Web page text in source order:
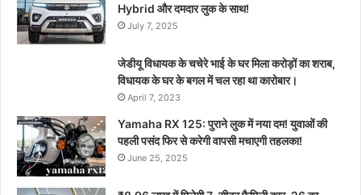
Hybrid और दमदार लुक के साथ!
July 7, 2025
जेडीयू विधायक के चचेरे भाई के घर मिला करोड़ों का शराब,
विधायक के घर के बगल में चल रहा था कारोबार।
April 7, 2023
Yamaha RX 125: पुराने लुक में नया दम! युवाओं की
पहली पसंद फिर से करेगी वापसी मचाएगी तहलका!
June 25, 2025